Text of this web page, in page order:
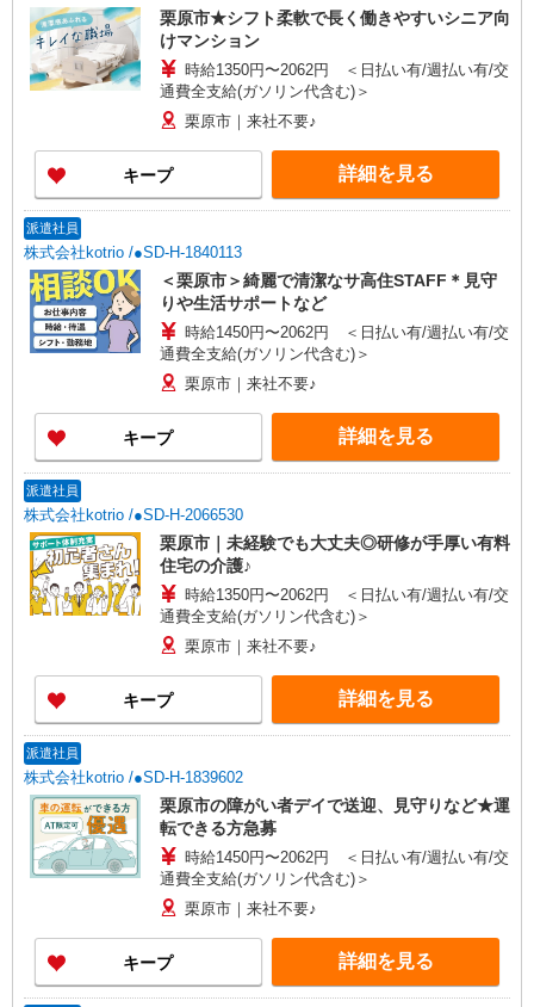
栗原市★シフト柔軟で長く働きやすいシニア向
けマンション
時給1350円〜2062円 ＜日払い有/週払い有/交
通費全支給(ガソリン代含む)＞
栗原市｜来社不要♪
キープ 詳細を見る
派遣社員
株式会社kotrio /●SD-H-1840113
＜栗原市＞綺麗で清潔なサ高住STAFF＊見守
りや生活サポートなど
時給1450円〜2062円 ＜日払い有/週払い有/交
通費全支給(ガソリン代含む)＞
栗原市｜来社不要♪
キープ 詳細を見る
派遣社員
株式会社kotrio /●SD-H-2066530
栗原市｜未経験でも大丈夫◎研修が手厚い有料
住宅の介護♪
時給1350円〜2062円 ＜日払い有/週払い有/交
通費全支給(ガソリン代含む)＞
栗原市｜来社不要♪
キープ 詳細を見る
派遣社員
株式会社kotrio /●SD-H-1839602
栗原市の障がい者デイで送迎、見守りなど★運
転できる方急募
時給1450円〜2062円 ＜日払い有/週払い有/交
通費全支給(ガソリン代含む)＞
栗原市｜来社不要♪
キープ 詳細を見る